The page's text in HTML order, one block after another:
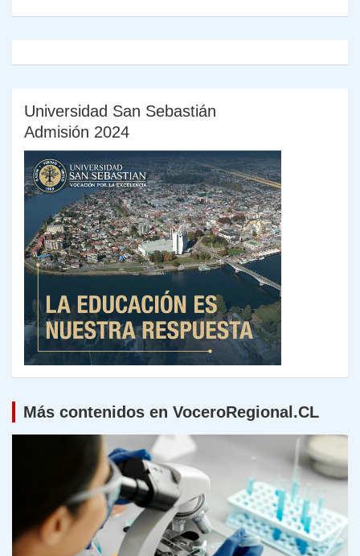
Universidad San Sebastián
Admisión 2024
Más contenidos en VoceroRegional.CL